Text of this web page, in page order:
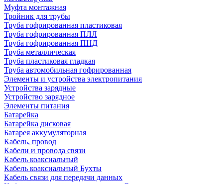
Муфта монтажная
Тройник для трубы
Труба гофрированная пластиковая
Труба гофрированная ПЛЛ
Труба гофрированная ПНД
Труба металлическая
Труба пластиковая гладкая
Труба автомобильная гофрированная
Элементы и устройства электропитания
Устройства зарядные
Устройство зарядное
Элементы питания
Батарейка
Батарейка дисковая
Батарея аккумуляторная
Кабель, провод
Кабели и провода связи
Кабель коаксиальный
Кабель коаксиальный Бухты
Кабель связи для передачи данных